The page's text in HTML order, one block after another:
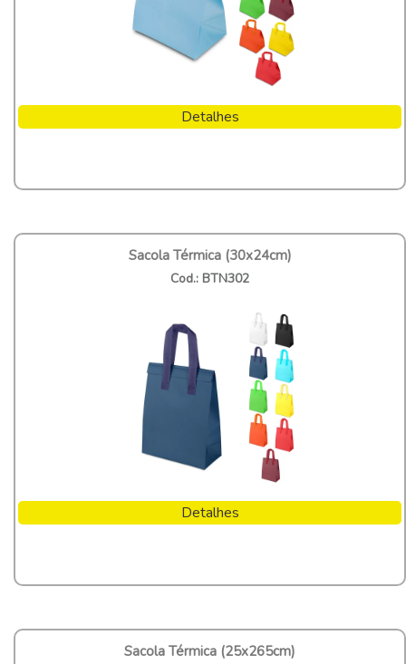
Detalhes
Sacola Térmica (30x24cm)
Cod.: BTN302
Detalhes
Sacola Térmica (25x265cm)